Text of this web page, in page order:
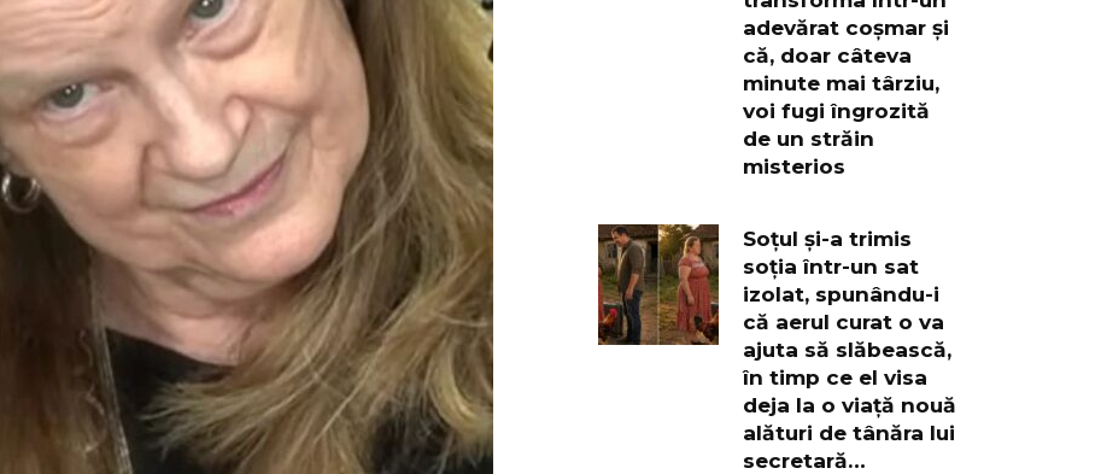
adevărat coșmar și
că, doar câteva
minute mai târziu,
voi fugi îngrozită
de un străin
misterios
Soțul și-a trimis
soția într-un sat
izolat, spunându-i
că aerul curat o va
ajuta să slăbească,
în timp ce el visa
deja la o viață nouă
alături de tânăra lui
secretară…